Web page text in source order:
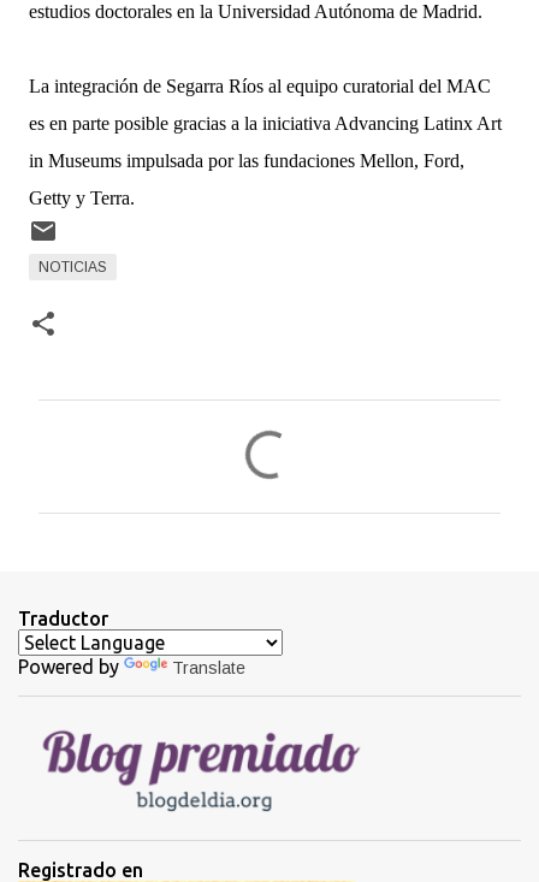
estudios doctorales en la Universidad Autónoma de Madrid.
La integración de Segarra Ríos al equipo curatorial del MAC
es en parte posible gracias a la iniciativa Advancing Latinx Art
in Museums impulsada por las fundaciones Mellon, Ford,
Getty y Terra.
NOTICIAS
a
r
o
s
Traductor
Powered by Translate
Registrado en